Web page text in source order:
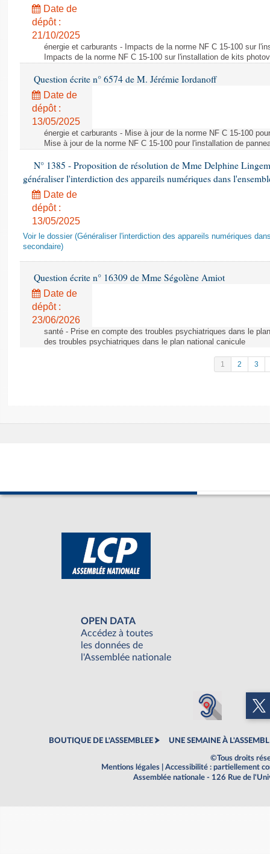
Date de
dépôt :
21/10/2025
énergie et carburants - Impacts de la norme NF C 15-100 sur
Impacts de la norme NF C 15-100 sur l'installation de kits
Question écrite n° 6574 de M. Jérémie Iordanoff
Date de
dépôt :
13/05/2025
énergie et carburants - Mise à jour de la norme NF C 15-100
Mise à jour de la norme NF C 15-100 pour l'installation de
N° 1385 - Proposition de résolution de Mme Delphine
généraliser l'interdiction des appareils numériques dans
Date de
dépôt :
13/05/2025
Voir le dossier (Généraliser l'interdiction des appareils numériques
secondaire)
Question écrite n° 16309 de Mme Ségolène Amiot
Date de
dépôt :
23/06/2026
santé - Prise en compte des troubles psychiatriques dans le
des troubles psychiatriques dans le plan national canicule
1 2 3
OPEN DATA
Accédez à toutes
les données de
l'Assemblée nationale
BOUTIQUE DE L'ASSEMBLEE UNE SEMAINE À
©Tous droits
Mentions légales
Accessibilité : partiellement
Assemblée nationale - 126 Rue de